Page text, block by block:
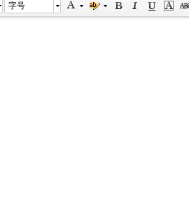
字号